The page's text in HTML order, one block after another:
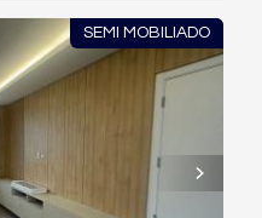
SEMI MOBILIADO